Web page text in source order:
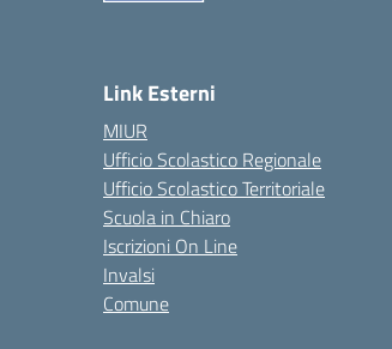
Link Esterni
MIUR
Ufficio Scolastico Regionale
Ufficio Scolastico Territoriale
Scuola in Chiaro
Iscrizioni On Line
Invalsi
Comune